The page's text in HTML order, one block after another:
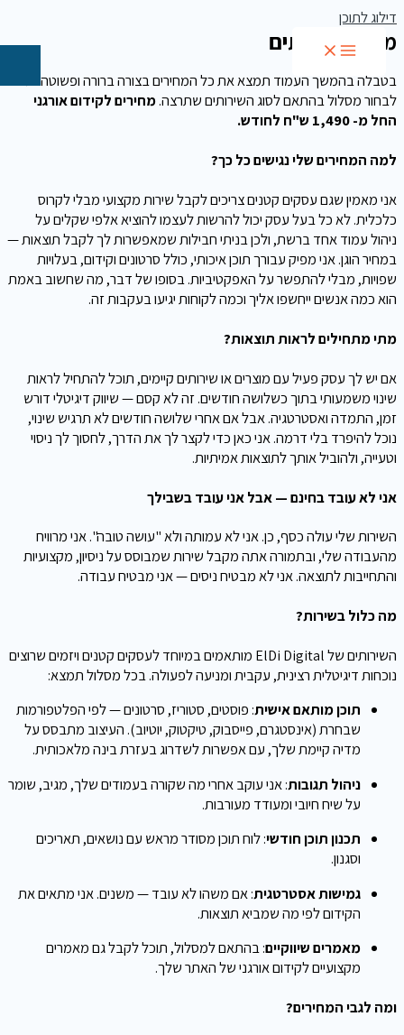
דילוג לתוכן
מחירון שירותים
בטבלה בהמשך העמוד תמצא את כל המחירים בצורה ברורה ופשוטה. תוכל
לבחור מסלול בהתאם לסוג השירותים שתרצה.מחירים לקידום אורגני
החל מ- 1,490 ש"ח לחודש.
למה המחירים שלי נגישים כל כך?
אני מאמין שגם עסקים קטנים צריכים לקבל שירות מקצועי מבלי לקרוס
כלכלית. לא כל בעל עסק יכול להרשות לעצמו להוציא אלפי שקלים על
ניהול עמוד אחד ברשת, ולכן בניתי חבילות שמאפשרות לך לקבל תוצאות —
במחיר הוגן. אני מפיק עבורך תוכן איכותי, כולל סרטונים וקידום, בעלויות
שפויות, מבלי להתפשר על האפקטיביות. בסופו של דבר, מה שחשוב באמת
הוא כמה אנשים ייחשפו אליך וכמה לקוחות יגיעו בעקבות זה.
מתי מתחילים לראות תוצאות?
אם יש לך עסק פעיל עם מוצרים או שירותים קיימים, תוכל להתחיל לראות
שינוי משמעותי בתוך כשלושה חודשים. זה לא קסם — שיווק דיגיטלי דורש
זמן, התמדה ואסטרטגיה. אבל אם אחרי שלושה חודשים לא תרגיש שינוי,
נוכל להיפרד בלי דרמה. אני כאן כדי לקצר לך את הדרך, לחסוך לך ניסוי
וטעייה, ולהוביל אותך לתוצאות אמיתיות.
אני לא עובד בחינם — אבל אני עובד בשבילך
השירות שלי עולה כסף, כן. אני לא עמותה ולא "עושה טובה". אני מרוויח
מהעבודה שלי, ובתמורה אתה מקבל שירות שמבוסס על ניסיון, מקצועיות
והתחייבות לתוצאה. אני לא מבטיח ניסים — אני מבטיח עבודה.
מה כלול בשירות?
השירותים של ElDi Digital מותאמים במיוחד לעסקים קטנים ויזמים שרוצים
נוכחות דיגיטלית רצינית, עקבית ומניעה לפעולה. בכל מסלול תמצא:
תוכן מותאם אישית: פוסטים, סטוריז, סרטונים — לפי הפלטפורמות
שבחרת (אינסטגרם, פייסבוק, טיקטוק, יוטיוב). העיצוב מתבסס על
מדיה קיימת שלך, עם אפשרות לשדרוג בעזרת בינה מלאכותית.
ניהול תגובות: אני עוקב אחרי מה שקורה בעמודים שלך, מגיב, שומר
על שיח חיובי ומעודד מעורבות.
תכנון תוכן חודשי: לוח תוכן מסודר מראש עם נושאים, תאריכים
וסגנון.
גמישות אסטרטגית: אם משהו לא עובד — משנים. אני מתאים את
הקידום לפי מה שמביא תוצאות.
מאמרים שיווקיים: בהתאם למסלול, תוכל לקבל גם מאמרים
מקצועיים לקידום אורגני של האתר שלך.
ומה לגבי המחירים?